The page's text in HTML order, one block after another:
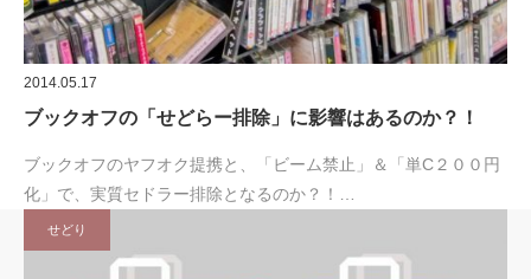
2014.05.17
ブックオフの「せどらー排除」に影響はあるのか？！
ブックオフのヤフオク提携と、「ビーム禁止」＆「単C２００円
化」で、実質セドラー排除となるのか？！…
せどり